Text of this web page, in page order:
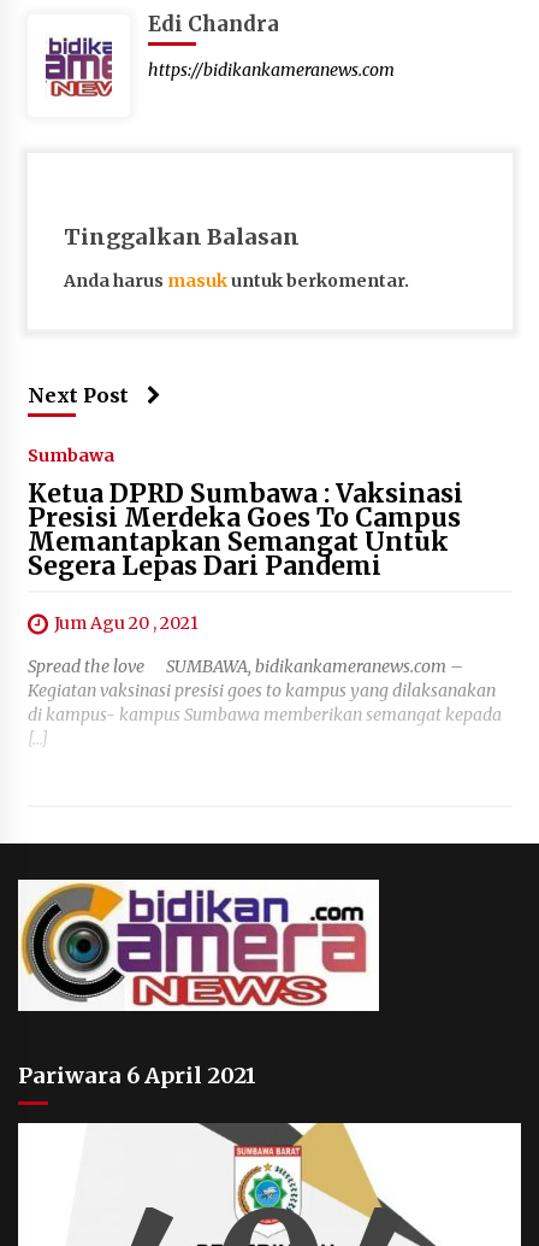
Edi Chandra
https://bidikankameranews.com
Tinggalkan Balasan
Anda harus masukuntuk berkomentar.
Next Post
Sumbawa
Ketua DPRD Sumbawa : Vaksinasi
Presisi Merdeka Goes To Campus
Memantapkan Semangat Untuk
Segera Lepas Dari Pandemi
Jum Agu 20 , 2021
Spread the love SUMBAWA, bidikankameranews.com –
Kegiatan vaksinasi presisi goes to kampus yang dilaksanakan
di kampus- kampus Sumbawa memberikan semangat kepada
[…]
Pariwara 6 April 2021